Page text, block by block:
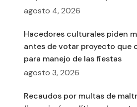
agosto 4, 2026
Hacedores culturales piden
antes de votar proyecto que
para manejo de las fiestas
agosto 3, 2026
Recaudos por multas de